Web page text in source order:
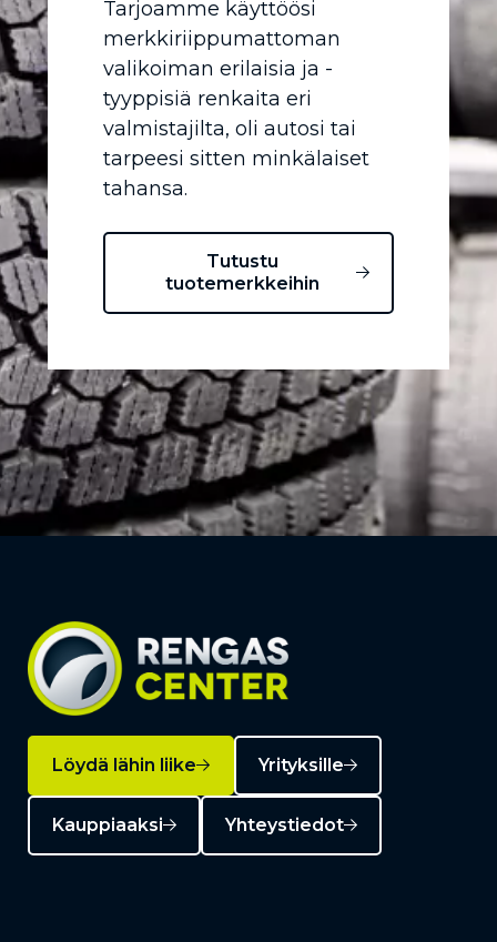
Tarjoamme käyttöösi
merkkiriippumattoman
valikoiman erilaisia ja -
tyyppisiä renkaita eri
valmistajilta, oli autosi tai
tarpeesi sitten minkälaiset
tahansa.
Tutustu
tuotemerkkeihin
Löydä lähin liike Yrityksille
Kauppiaaksi Yhteystiedot